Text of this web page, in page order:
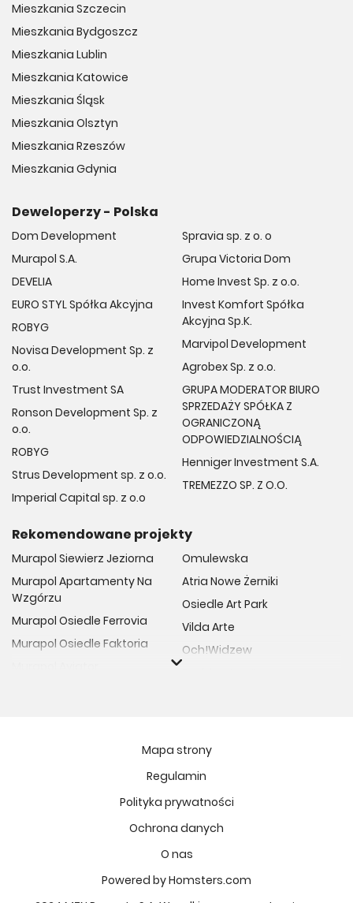
Mieszkania Szczecin
Mieszkania Bydgoszcz
Mieszkania Lublin
Mieszkania Katowice
Mieszkania Śląsk
Mieszkania Olsztyn
Mieszkania Rzeszów
Mieszkania Gdynia
Deweloperzy - Polska
Dom Development
Murapol S.A.
DEVELIA
EURO STYL Spółka Akcyjna
ROBYG
Novisa Development Sp. z
o.o.
Trust Investment SA
Ronson Development Sp. z
o.o.
ROBYG
Strus Development sp. z o.o.
Imperial Capital sp. z o.o
Spravia sp. z o. o
Grupa Victoria Dom
Home Invest Sp. z o.o.
Invest Komfort Spółka
Akcyjna Sp.K.
Marvipol Development
Agrobex Sp. z o.o.
GRUPA MODERATOR BIURO
SPRZEDAŻY SPÓŁKA Z
OGRANICZONĄ
ODPOWIEDZIALNOŚCIĄ
Henniger Investment S.A.
TREMEZZO SP. Z O.O.
Rekomendowane projekty
Murapol Siewierz Jeziorna
Murapol Apartamenty Na
Wzgórzu
Murapol Osiedle Ferrovia
Murapol Osiedle Faktoria
Murapol Osiedle Szafirove
Omulewska
Atria Nowe Żerniki
Osiedle Art Park
Vilda Arte
Och!Widzew
Fort Natura Etap II
Osiedle Imbramowskie
MIASTECZKO NOVA FALA
Niedziałkowskiego Park
Mapa strony
Regulamin
Polityka prywatności
Ochrona danych
O nas
Powered by Homsters.com